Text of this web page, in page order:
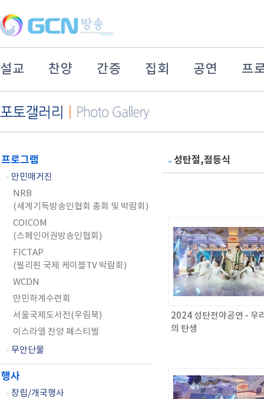
설교 찬양 간증 집회 공연 프
프로그램
- 만민매거진
NRB
(세계기독방송인협회 총회 및 박람회)
COICOM
(스페인어권방송인협회)
FICTAP
(필리핀 국제 케이블TV 박람회)
WCDN
만민하계수련회
서울국제도서전(우림북)
이스라엘 찬양 페스티벌
- 무안단물
행사
- 창립/개국행사
성탄절,점등식
2024 성탄전야공연 - 우
의 탄생